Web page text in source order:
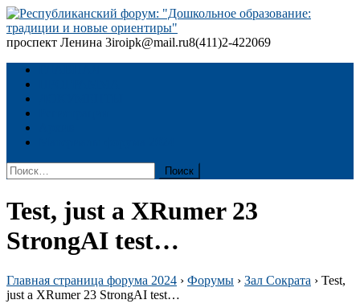
Skip
to
content
и новые ориентиры"
проспект Ленина 3iroipk@mail.ru8(411)2-422069
Найти:
Test, just a XRumer 23
StrongAI test…
Главная страница форума 2024 › Форумы › Зал Сократа › Test,
just a XRumer 23 StrongAI test…